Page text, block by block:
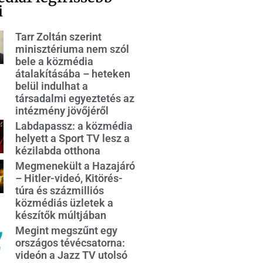
Tarr Zoltán szerint
minisztériuma nem szól
bele a közmédia
átalakításába – heteken
belül indulhat a
társadalmi egyeztetés az
intézmény jövőjéről
Labdapassz: a közmédia
helyett a Sport TV lesz a
kézilabda otthona
Megmenekült a Hazajáró
– Hitler-videó, Kitörés-
túra és százmilliós
közmédiás üzletek a
készítők múltjában
Megint megszűnt egy
országos tévécsatorna:
videón a Jazz TV utolsó